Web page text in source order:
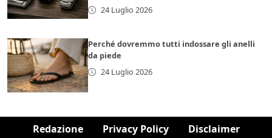
24 Luglio 2026
Perché dovremmo tutti indossare gli anelli
da piede
24 Luglio 2026
Redazione Privacy Policy Disclaimer